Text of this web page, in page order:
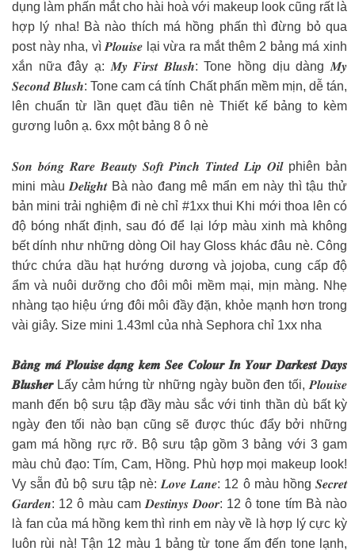
dụng làm phấn mắt cho hài hoà với makeup look cũng rất là
hợp lý nha! Bà nào thích má hồng phấn thì đừng bỏ qua
post này nha, vì 𝑷𝒍𝒐𝒖𝒊𝒔𝒆 lại vừa ra mắt thêm 2 bảng má xinh
xắn nữa đây ạ: 𝑴𝒚 𝑭𝒊𝒓𝒔𝒕 𝑩𝒍𝒖𝒔𝒉: Tone hồng dịu dàng 𝑴𝒚
𝑺𝒆𝒄𝒐𝒏𝒅 𝑩𝒍𝒖𝒔𝒉: Tone cam cá tính Chất phấn mềm mịn, dễ tán,
lên chuẩn từ lần quẹt đầu tiên nè Thiết kế bảng to kèm
gương luôn ạ. 6xx một bảng 8 ô nè
𝑺𝒐𝒏 𝒃𝒐́𝒏𝒈 𝑹𝒂𝒓𝒆 𝑩𝒆𝒂𝒖𝒕𝒚 𝑺𝒐𝒇𝒕 𝑷𝒊𝒏𝒄𝒉 𝑻𝒊𝒏𝒕𝒆𝒅 𝑳𝒊𝒑 𝑶𝒊𝒍 phiên bản
mini màu 𝑫𝒆𝒍𝒊𝒈𝒉𝒕 Bà nào đang mê mẩn em này thì tậu thử
bản mini trải nghiệm đi nè chỉ #1xx thui Khi mới thoa lên có
độ bóng nhất định, sau đó để lại lớp màu xinh mà không
bết dính như những dòng Oil hay Gloss khác đâu nè. Công
thức chứa dầu hạt hướng dương và jojoba, cung cấp độ
ẩm và nuôi dưỡng cho đôi môi mềm mại, mịn màng. Nhẹ
nhàng tạo hiệu ứng đôi môi đầy đặn, khỏe mạnh hơn trong
vài giây. Size mini 1.43ml của nhà Sephora chỉ 1xx nha
𝑩𝒂̉𝒏𝒈 𝒎𝒂́ 𝑷𝒍𝒐𝒖𝒊𝒔𝒆 𝒅𝒂̣𝒏𝒈 𝒌𝒆𝒎 𝑺𝒆𝒆 𝑪𝒐𝒍𝒐𝒖𝒓 𝑰𝒏 𝒀𝒐𝒖𝒓 𝑫𝒂𝒓𝒌𝒆𝒔𝒕 𝑫𝒂𝒚𝒔
𝑩𝒍𝒖𝒔𝒉𝒆𝒓Lấy cảm hứng từ những ngày buồn đen tối, 𝑷𝒍𝒐𝒖𝒊𝒔𝒆
manh đến bộ sưu tập đầy màu sắc với tinh thần dù bất kỳ
ngày đen tối nào bạn cũng sẽ được thúc đẩy bởi những
gam má hồng rực rỡ. Bộ sưu tập gồm 3 bảng với 3 gam
màu chủ đạo: Tím, Cam, Hồng. Phù hợp mọi makeup look!
Vy sẵn đủ bộ sưu tập nè: 𝑳𝒐𝒗𝒆 𝑳𝒂𝒏𝒆: 12 ô màu hồng 𝑺𝒆𝒄𝒓𝒆𝒕
𝑮𝒂𝒓𝒅𝒆𝒏: 12 ô màu cam 𝑫𝒆𝒔𝒕𝒊𝒏𝒚𝒔 𝑫𝒐𝒐𝒓: 12 ô tone tím Bà nào
là fan của má hồng kem thì rinh em này về là hợp lý cực kỳ
luôn rùi nà! Tận 12 màu 1 bảng từ tone ấm đến tone lạnh,